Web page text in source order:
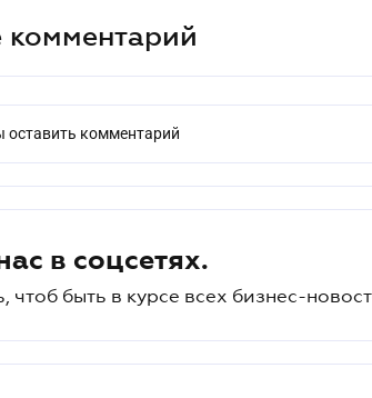
комментарий
оставить комментарий
в соцсетях.
чтоб быть в курсе всех бизнес-